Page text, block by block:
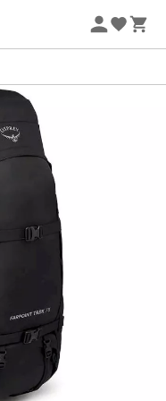
vid köp av 2 produkter*
upptäcktsresande
ryggsäck
ryggsäcken
Dess ryggnät gör att
som du
resväskeliknande